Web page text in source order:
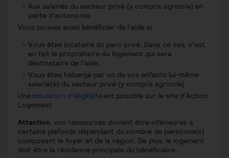
Aux salariés du secteur privé (y compris agricole) en
perte d’autonomie.
Vous pouvez aussi bénéficier de l’aide si :
Vous êtes locataire du parc privé. Dans ce cas, c’est
en fait le propriétaire du logement qui sera
destinataire de l’aide,
Vous êtes hébergé par un de vos enfants lui-même
salarié(e) du secteur privé (y compris agricole).
Unesimulation d’éligibilitéest possible sur le site d’Action
Logement.
Attention, vos ressources doivent être inférieures à
certains plafonds dépendant du nombre de personne(s)
composant le foyer et de la région. De plus, le logement
doit être la résidence principale du bénéficiaire.